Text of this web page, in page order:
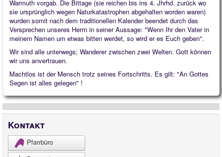
Warmuth vorgab. Die Bittage (sie reichen bis ins 4. Jhrhd. zurück wo
sie ursprünglich wegen Naturkatastrophen abgehalten worden waren)
wurden somit nach dem traditionellen Kalender beendet durch das
Versprechen unseres Herrn in seiner Aussage: "Wenn Ihr den Vater in
meinem Namen um etwas bitten werdet, so wird er es Euch geben".
Wir sind alle unterwegs; Wanderer zwischen zwei Welten. Gott können
wir uns anvertrauen.
Machtlos ist der Mensch trotz seines Fortschritts. Es gilt: "An Gottes
Segen ist alles gelegen" !
Kontakt
Pfarrbüro